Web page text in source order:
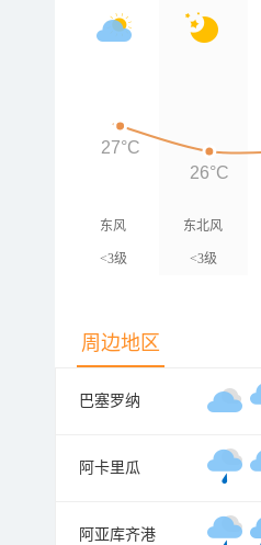
东风
<3级
东北风
<3级
27°C
26°C
周边地区
巴塞罗纳
阿卡里瓜
阿亚库齐港